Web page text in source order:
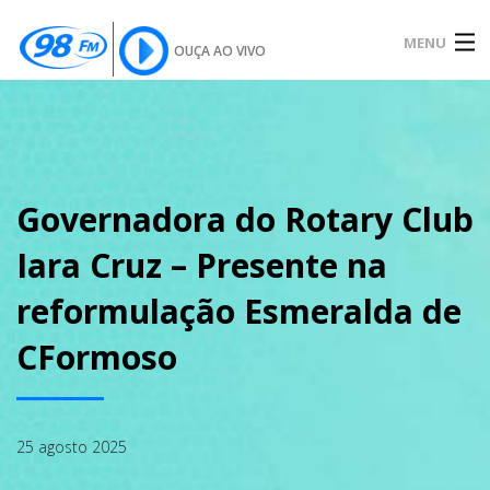
OUÇA AO VIVO MENU
SOBRE
PODCAST
GALERIA
Governadora do Rotary Club
Iara Cruz – Presente na
reformulação Esmeralda de
CFormoso
25 agosto 2025